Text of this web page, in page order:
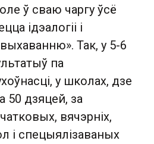
ў сваю чаргу ўсё
ідэалогіі і
Так, у 5-6
па
у школах, дзе
50 дзяцей, за
вячэрніх,
і спецыялізаваных